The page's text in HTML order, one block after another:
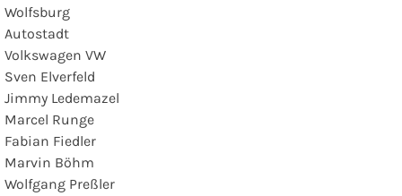
Wolfsburg
Autostadt
Volkswagen VW
Sven Elverfeld
Jimmy Ledemazel
Marcel Runge
Fabian Fiedler
Marvin Böhm
Wolfgang Preßler